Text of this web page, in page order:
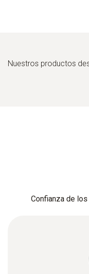
Nuestros productos
Confianza de